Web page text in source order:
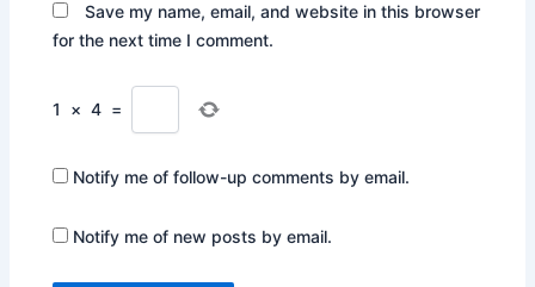
Save my name, email, and website in this browser
for the next time I comment.
1 × 4 =
Notify me of follow-up comments by email.
Notify me of new posts by email.